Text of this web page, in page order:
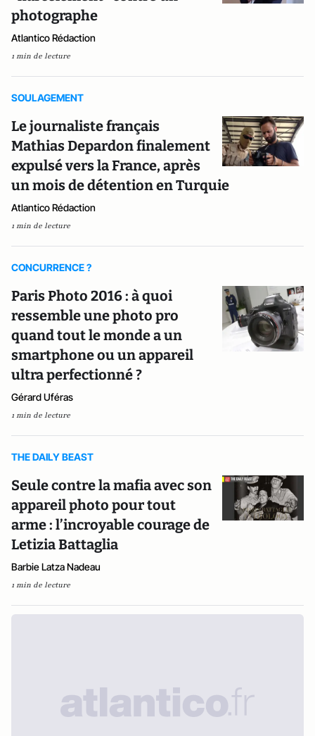
photographe
Atlantico Rédaction
1 min de lecture
SOULAGEMENT
Le journaliste français
Mathias Depardon finalement
expulsé vers la France, après
un mois de détention en Turquie
Atlantico Rédaction
1 min de lecture
CONCURRENCE ?
Paris Photo 2016 : à quoi
ressemble une photo pro
quand tout le monde a un
smartphone ou un appareil
ultra perfectionné ?
Gérard Uféras
1 min de lecture
THE DAILY BEAST
Seule contre la mafia avec son
appareil photo pour tout
arme : l’incroyable courage de
Letizia Battaglia
Barbie Latza Nadeau
1 min de lecture